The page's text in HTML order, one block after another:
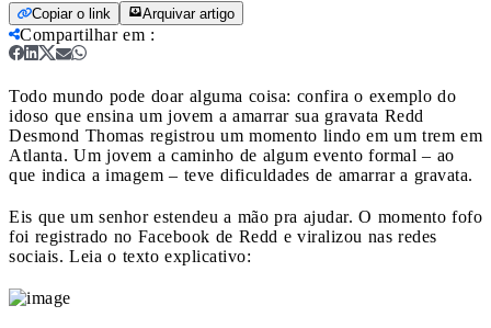
Copiar o link Arquivar artigo
Compartilhar em :
Todo mundo pode doar alguma coisa: confira o exemplo do
idoso que ensina um jovem a amarrar sua gravata Redd
Desmond Thomas registrou um momento lindo em um trem em
Atlanta. Um jovem a caminho de algum evento formal – ao
que indica a imagem – teve dificuldades de amarrar a gravata.
Eis que um senhor estendeu a mão pra ajudar. O momento fofo
foi registrado no Facebook de Redd e viralizou nas redes
sociais. Leia o texto explicativo: